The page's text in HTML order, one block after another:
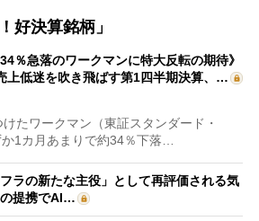
好決算銘柄」
34％急落のワークマンに特大反転の期待》
上低迷を吹き飛ばす第1四半期決算、…
たワークマン（東証スタンダード・
1カ月あまりで約34％下落…
ラの新たな主役」として再評価される気
提携でAI…